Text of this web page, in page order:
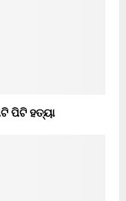
ପିଟି ହତ୍ୟା